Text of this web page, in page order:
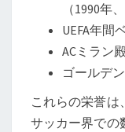
（1990年
UEFA年間
ACミラン
ゴールデ
これらの栄誉は
サッカー界での